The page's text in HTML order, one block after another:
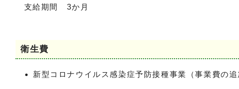
支給期間 3か月
衛生費
新型コロナウイルス感染症予防接種事業（事業費の